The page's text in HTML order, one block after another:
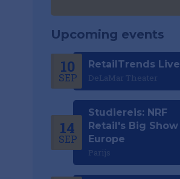
Upcoming events
10
SEP
RetailTrends Live
DeLaMar Theater
14
SEP
Studiereis: NRF
Retail's Big Show
Europe
Parijs